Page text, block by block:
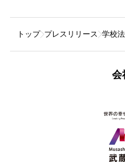
トップ プレスリリース 学校
会